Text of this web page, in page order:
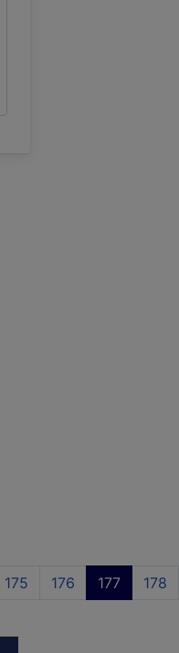
175 176 177 178